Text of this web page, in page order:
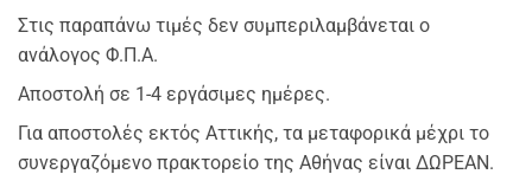
Στις παραπάνω τιμές δεν συμπεριλαμβάνεται ο
ανάλογος Φ.Π.Α.
Αποστολή σε 1-4 εργάσιμες ημέρες.
Για αποστολές εκτός Αττικής, τα μεταφορικά μέχρι το
συνεργαζόμενο πρακτορείο της Αθήνας είναι ΔΩΡΕΑΝ.